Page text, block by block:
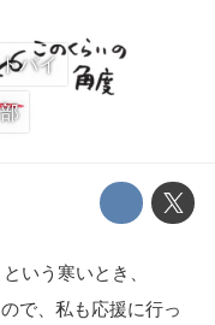
バイ
いう寒いとき、
で、私も応援に行っ